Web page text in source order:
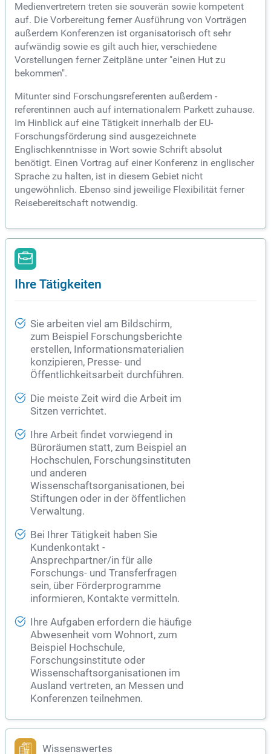
Medienvertretern treten sie souverän sowie kompetent
auf. Die Vorbereitung ferner Ausführung von Vorträgen
außerdem Konferenzen ist organisatorisch oft sehr
aufwändig sowie es gilt auch hier, verschiedene
Vorstellungen ferner Zeitpläne unter "einen Hut zu
bekommen".
Mitunter sind Forschungsreferenten außerdem -
referentinnen auch auf internationalem Parkett zuhause.
Im Hinblick auf eine Tätigkeit innerhalb der EU-
Forschungsförderung sind ausgezeichnete
Englischkenntnisse in Wort sowie Schrift absolut
benötigt. Einen Vortrag auf einer Konferenz in englischer
Sprache zu halten, ist in diesem Gebiet nicht
ungewöhnlich. Ebenso sind jeweilige Flexibilität ferner
Reisebereitschaft notwendig.
Ihre Tätigkeiten
Sie arbeiten viel am Bildschirm,
zum Beispiel Forschungsberichte
erstellen, Informationsmaterialien
konzipieren, Presse- und
Öffentlichkeitsarbeit durchführen.
Die meiste Zeit wird die Arbeit im
Sitzen verrichtet.
Ihre Arbeit findet vorwiegend in
Büroräumen statt, zum Beispiel an
Hochschulen, Forschungsinstituten
und anderen
Wissenschaftsorganisationen, bei
Stiftungen oder in der öffentlichen
Verwaltung.
Bei Ihrer Tätigkeit haben Sie
Kundenkontakt -
Ansprechpartner/in für alle
Forschungs- und Transferfragen
sein, über Förderprogramme
informieren, Kontakte vermitteln.
Ihre Aufgaben erfordern die häufige
Abwesenheit vom Wohnort, zum
Beispiel Hochschule,
Forschungsinstitute oder
Wissenschaftsorganisationen im
Ausland vertreten, an Messen und
Konferenzen teilnehmen.
Wissenswertes